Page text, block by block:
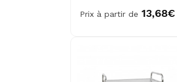
Prix à partir de 13,68€